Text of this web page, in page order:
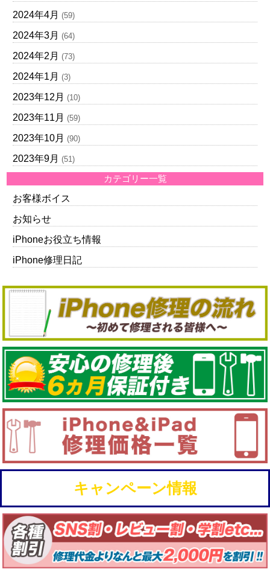
2024年4月 (59)
2024年3月 (64)
2024年2月 (73)
2024年1月 (3)
2023年12月 (10)
2023年11月 (59)
2023年10月 (90)
2023年9月 (51)
カテゴリー一覧
お客様ボイス
お知らせ
iPhoneお役立ち情報
iPhone修理日記
キャンペーン情報